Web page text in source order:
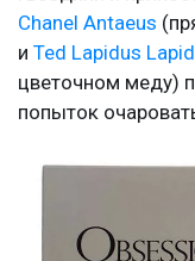
Chanel Antaeus
и Ted Lapidus
цветочном меду)
попыток